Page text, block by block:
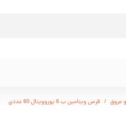
عروق قرص ویتامین ب 6 یوروویتال 60 عددی